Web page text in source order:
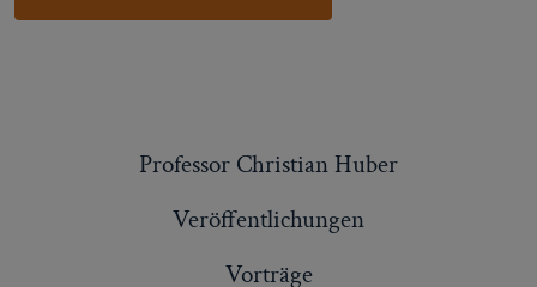
Professor Christian Huber
Veröffentlichungen
Vorträge